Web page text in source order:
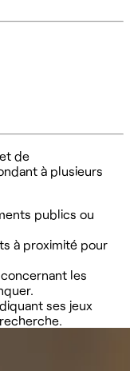
de
à plusieurs
publics ou
à proximité pour
les
ses jeux